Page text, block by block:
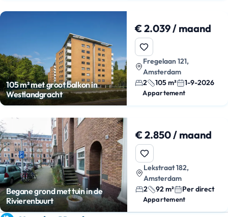
105 m² met groot balkon in
Westlandgracht
€ 2.039 / maand
Fregelaan 121,
Amsterdam
2
105 m² 1-9-2026
Appartement
Begane grond met tuin in de
Rivierenbuurt
€ 2.850 / maand
Lekstraat 182,
Amsterdam
2
92 m² Per direct
Appartement